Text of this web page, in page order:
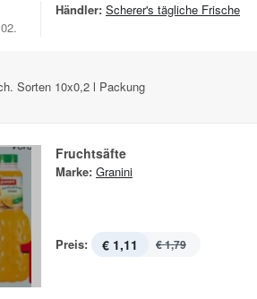
Händler: Scherer's tägliche Frische
Sorten 10x0,2 l Packung
Fruchtsäfte
Marke: Granini
Preis: € 1,11 € 1,79